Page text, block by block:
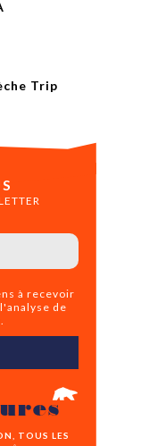
Trip
à recevoir
de
TOUS LES